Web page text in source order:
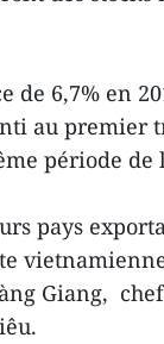
de 6,7% en
au premier
période de
pays
Giang,